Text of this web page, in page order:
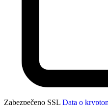
Zabezpečeno SSL Data o